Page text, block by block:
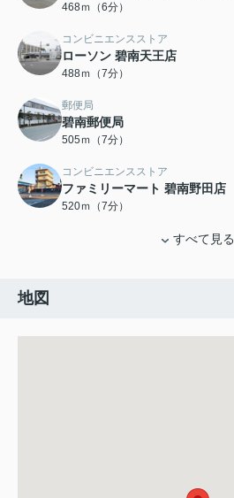
468ｍ（6分）
コンビニエンスストア
ローソン 碧南天王店
488ｍ（7分）
郵便局
碧南郵便局
505ｍ（7分）
コンビニエンスストア
ファミリーマート 碧南野田店
520ｍ（7分）
すべて見る
地図